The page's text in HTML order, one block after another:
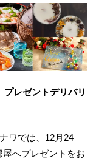
プレゼントデリバリ
ワでは、12月24
へプレゼントをお